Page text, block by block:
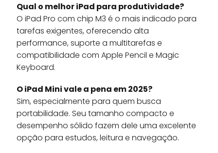
Qual o melhor iPad para produtividade?
O iPad Pro com chip M3 é o mais indicado para
tarefas exigentes, oferecendo alta
performance, suporte a multitarefas e
compatibilidade com Apple Pencil e Magic
Keyboard.
O iPad Mini vale a pena em 2025?
Sim, especialmente para quem busca
portabilidade. Seu tamanho compacto e
desempenho sólido fazem dele uma excelente
opção para estudos, leitura e navegação.